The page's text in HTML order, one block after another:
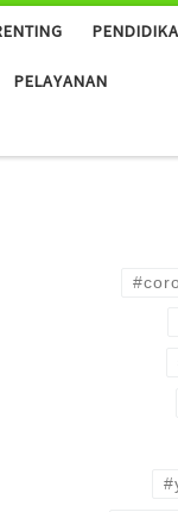
PELAYANAN